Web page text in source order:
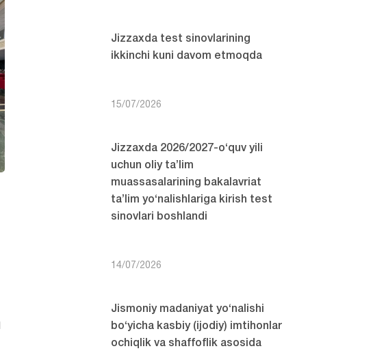
Jizzaxda test sinovlarining
ikkinchi kuni davom etmoqda
15/07/2026
Jizzaxda 2026/2027-o‘quv yili
uchun oliy ta’lim
muassasalarining bakalavriat
ta’lim yo‘nalishlariga kirish test
sinovlari boshlandi
14/07/2026
Jismoniy madaniyat yo‘nalishi
bo‘yicha kasbiy (ijodiy) imtihonlar
ochiqlik va shaffoflik asosida